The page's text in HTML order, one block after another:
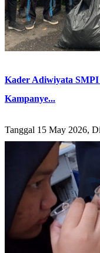
Kader Adiwiyata
Kampanye...
Tanggal 15 May 2026,